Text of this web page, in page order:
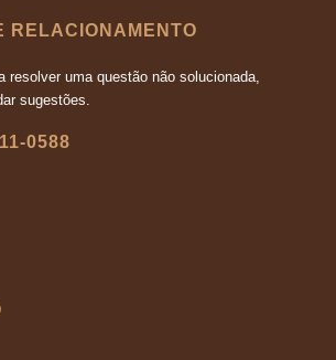
RELACIONAMENTO
resolver uma questão não solucionada,
sugestões.
0588